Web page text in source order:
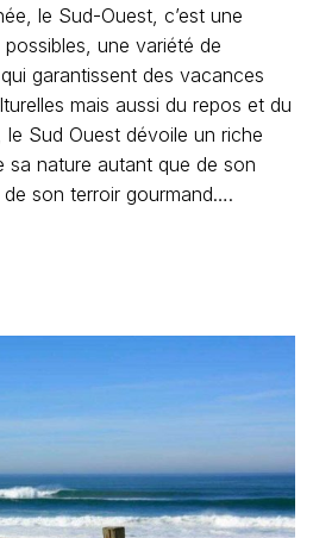
le Sud-Ouest, c’est une
possibles, une variété de
garantissent des vacances
mais aussi du repos et du
Sud Ouest dévoile un riche
sa nature autant que de son
son terroir gourmand….